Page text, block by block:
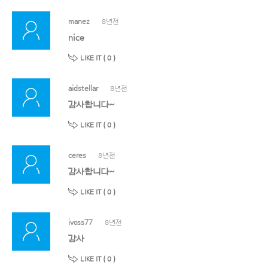
manez 8년전
nice
LIKE IT ( 0 )
aidstellar 8년전
감사합니다~
LIKE IT ( 0 )
ceres 8년전
감사합니다~
LIKE IT ( 0 )
ivoss77 8년전
감사
LIKE IT ( 0 )